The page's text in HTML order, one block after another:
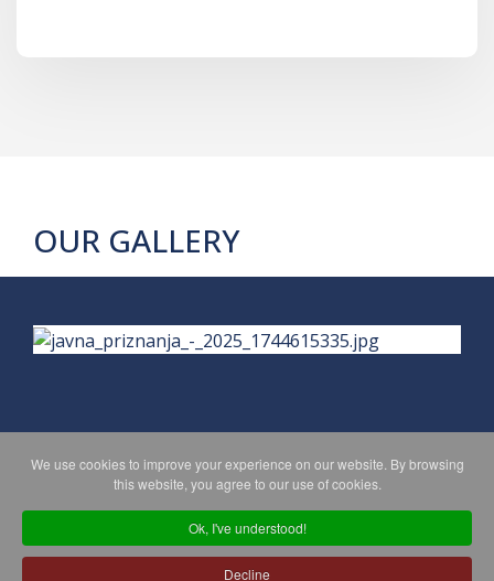
OUR GALLERY
PRIVACY POLICY MAPA WEBA
Copyright © 2026 Koprivničko - križevačka županija. All Rights
We use cookies to improve your experience on our website. By browsing
this website, you agree to our use of cookies.
Ok, I've understood!
Decline